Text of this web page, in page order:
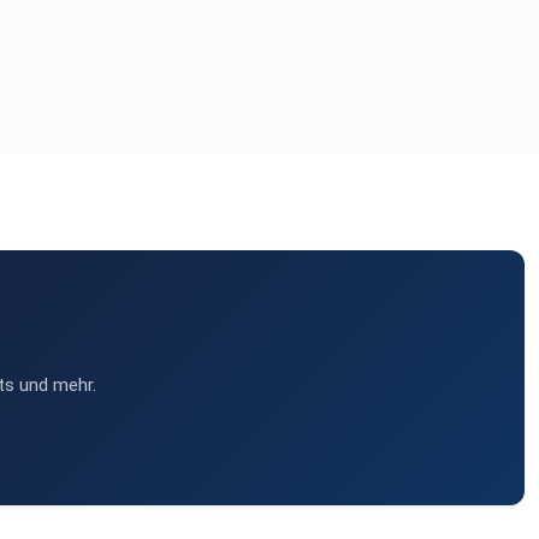
und mehr.